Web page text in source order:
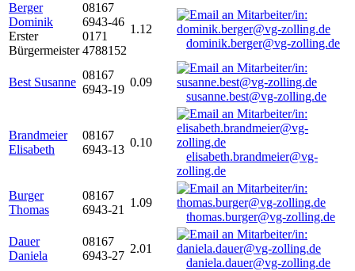
Berger
Dominik
Erster
Bürgermeister
08167
6943-46
0171
4788152
1.12
dominik.berger@vg-zolling.de
Best Susanne
08167
6943-19
0.09
susanne.best@vg-zolling.de
Brandmeier
Elisabeth
08167
6943-13
0.10
elisabeth.brandmeier@vg-
zolling.de
Burger
Thomas
08167
6943-21
1.09
thomas.burger@vg-zolling.de
Dauer
Daniela
08167
6943-27
2.01
daniela.dauer@vg-zolling.de